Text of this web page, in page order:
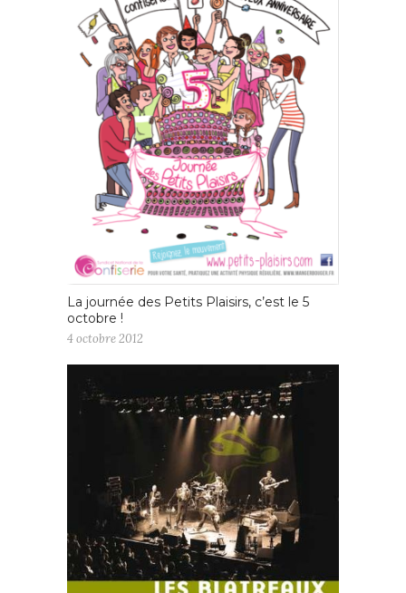
La journée des Petits Plaisirs, c’est le 5
octobre !
4 octobre 2012